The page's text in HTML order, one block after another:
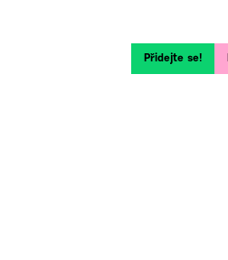
Přidejte se!